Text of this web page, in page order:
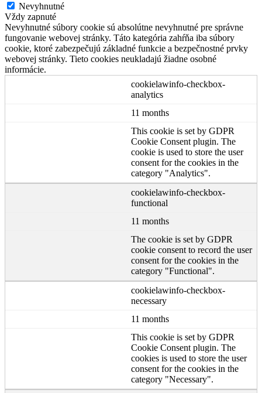
Nevyhnutné
Vždy zapnuté
Nevyhnutné súbory cookie sú absolútne nevyhnutné pre správne
fungovanie webovej stránky. Táto kategória zahŕňa iba súbory
cookie, ktoré zabezpečujú základné funkcie a bezpečnostné prvky
webovej stránky. Tieto cookies neukladajú žiadne osobné
informácie.
cookielawinfo-checkbox-
analytics
11 months
This cookie is set by GDPR
Cookie Consent plugin. The
cookie is used to store the user
consent for the cookies in the
category "Analytics".
cookielawinfo-checkbox-
functional
11 months
The cookie is set by GDPR
cookie consent to record the user
consent for the cookies in the
category "Functional".
cookielawinfo-checkbox-
necessary
11 months
This cookie is set by GDPR
Cookie Consent plugin. The
cookies is used to store the user
consent for the cookies in the
category "Necessary".